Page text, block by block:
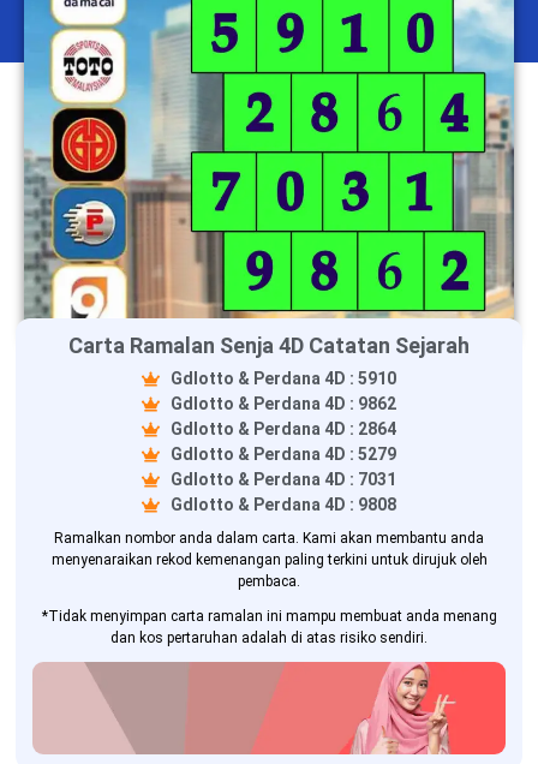
Carta Ramalan Senja 4D Catatan Sejarah
Gdlotto & Perdana 4D : 5910
Gdlotto & Perdana 4D : 9862
Gdlotto & Perdana 4D : 2864
Gdlotto & Perdana 4D : 5279
Gdlotto & Perdana 4D : 7031
Gdlotto & Perdana 4D : 9808
Ramalkan nombor anda dalam carta. Kami akan membantu anda
menyenaraikan rekod kemenangan paling terkini untuk dirujuk oleh
pembaca.
*Tidak menyimpan carta ramalan ini mampu membuat anda menang
dan kos pertaruhan adalah di atas risiko sendiri.